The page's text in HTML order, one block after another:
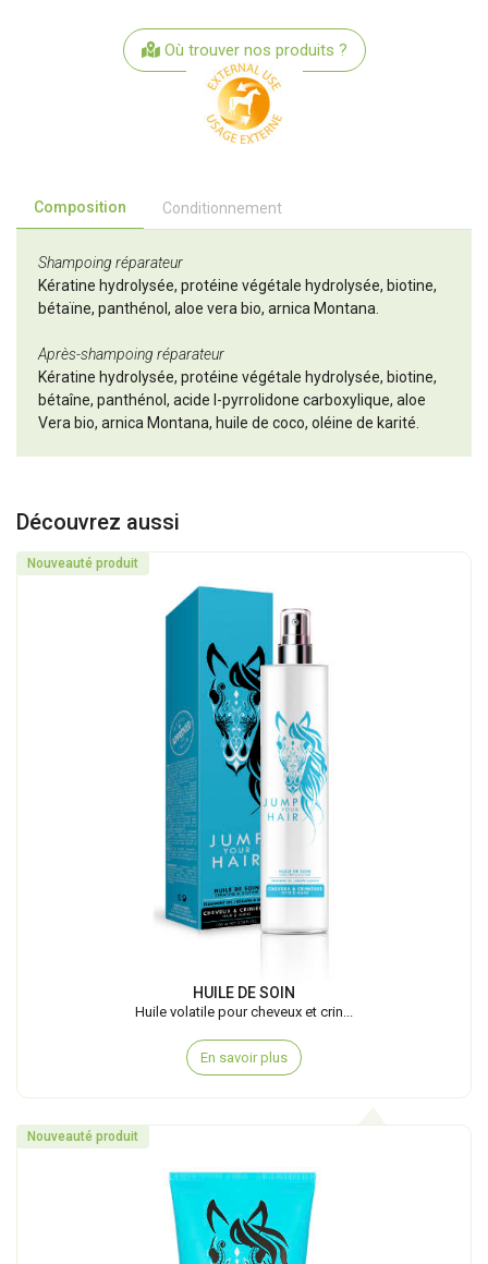
Où trouver nos produits ?
Composition Conditionnement
Shampoing réparateur
Kératine hydrolysée, protéine végétale hydrolysée, biotine,
bétaïne, panthénol, aloe vera bio, arnica Montana.
Après-shampoing réparateur
Kératine hydrolysée, protéine végétale hydrolysée, biotine,
bétaîne, panthénol, acide l-pyrrolidone carboxylique, aloe
Vera bio, arnica Montana, huile de coco, oléine de karité.
Découvrez aussi
Nouveauté produit
HUILE DE SOIN
Huile volatile pour cheveux et crin...
En savoir plus
Nouveauté produit